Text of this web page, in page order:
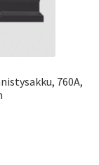
760A,